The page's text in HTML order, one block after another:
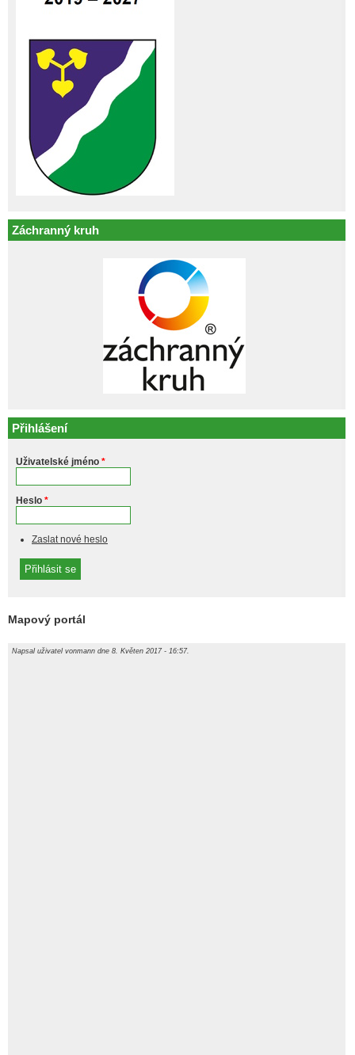
Záchranný kruh
Přihlášení
Uživatelské jméno *
Heslo *
Zaslat nové heslo
Mapový portál
Napsal uživatel vonmann dne 8. Květen 2017 - 16:57.